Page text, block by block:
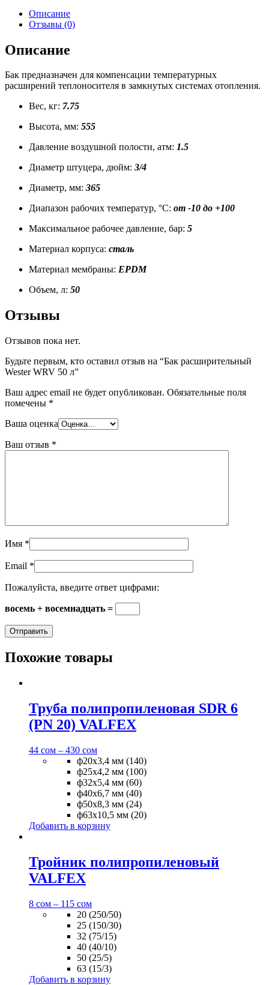
WRV
Описание
Отзывы (0)
Описание
Бак предназначен для компенсации температурных
расширений теплоносителя в замкнутых системах отопления.
Вес, кг: 7.75
Высота, мм: 555
Давление воздушной полости, атм: 1.5
Диаметр штуцера, дюйм: 3/4
Диаметр, мм: 365
Диапазон рабочих температур, °С: от -10 до +100
Максимальное рабочее давление, бар: 5
Материал корпуса: сталь
Материал мембраны: EPDM
Объем, л: 50
Отзывы
Отзывов пока нет.
Будьте первым, кто оставил отзыв на “Бак расширительный
Wester WRV 50 л”
Ваш адрес email не будет опубликован. Обязательные поля
помечены *
Ваша оценка
Ваш отзыв *
Имя *
Email *
Пожалуйста, введите ответ цифрами:
восемь + восемнадцать =
Похожие товары
Труба полипропиленовая SDR 6
(PN 20) VALFEX
44 сом – 430 сом
ф20х3,4 мм (140)
ф25х4,2 мм (100)
ф32х5,4 мм (60)
ф40х6,7 мм (40)
ф50х8,3 мм (24)
ф63х10,5 мм (20)
Добавить в корзину
Тройник полипропиленовый
VALFEX
8 сом – 115 сом
20 (250/50)
25 (150/30)
32 (75/15)
40 (40/10)
50 (25/5)
63 (15/3)
Добавить в корзину